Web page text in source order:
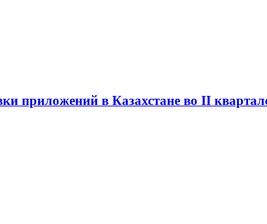
приложений в Казахстане во II